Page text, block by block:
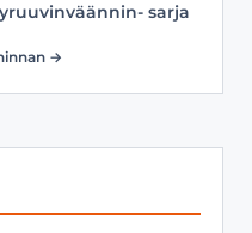
sarja
→